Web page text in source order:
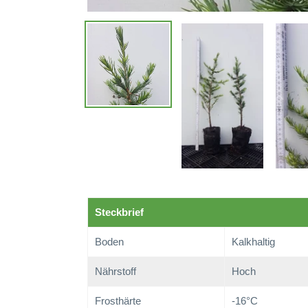
Steckbrief
Boden Kalkhaltig
Nährstoff Hoch
Frosthärte -16°C